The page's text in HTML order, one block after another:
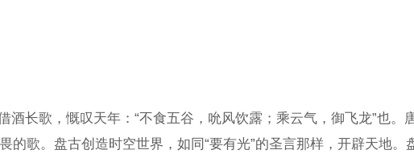
长歌，慨叹天年：“不食五谷，吮风饮露；乘云气，御飞龙”也
歌。盘古创造时空世界，如同“要有光”的圣言那样，开辟天地